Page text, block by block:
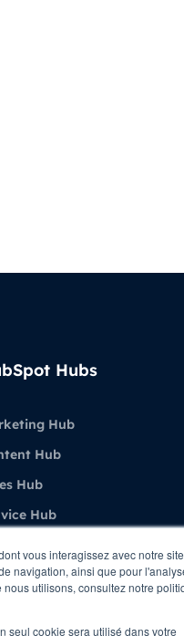
vous interagissez avec notre
navigation, ainsi que pour
utilisons, consultez notre
seul cookie sera utilisé dans votre
Hubs
Hub
Hub
Hub
Hub